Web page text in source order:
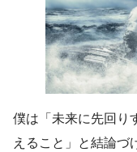
僕は「未来に先回り
えること」と結論づ